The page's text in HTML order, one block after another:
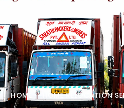
HOME
HOME RELOCATION